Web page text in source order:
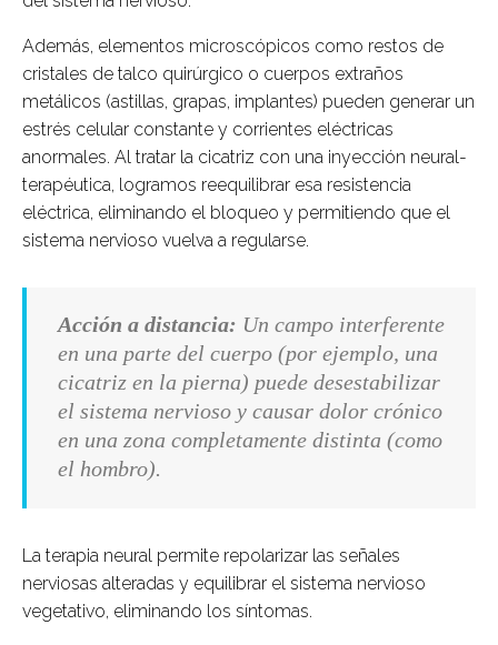
Además, elementos microscópicos como restos de
cristales de talco quirúrgico o cuerpos extraños
metálicos (astillas, grapas, implantes) pueden generar un
estrés celular constante y corrientes eléctricas
anormales. Al tratar la cicatriz con una inyección neural-
terapéutica, logramos reequilibrar esa resistencia
eléctrica, eliminando el bloqueo y permitiendo que el
sistema nervioso vuelva a regularse.
Acción a distancia: Un campo interferente
en una parte del cuerpo (por ejemplo, una
cicatriz en la pierna) puede desestabilizar
el sistema nervioso y causar dolor crónico
en una zona completamente distinta (como
el hombro).
La terapia neural permite repolarizar las señales
nerviosas alteradas y equilibrar el sistema nervioso
vegetativo, eliminando los síntomas.